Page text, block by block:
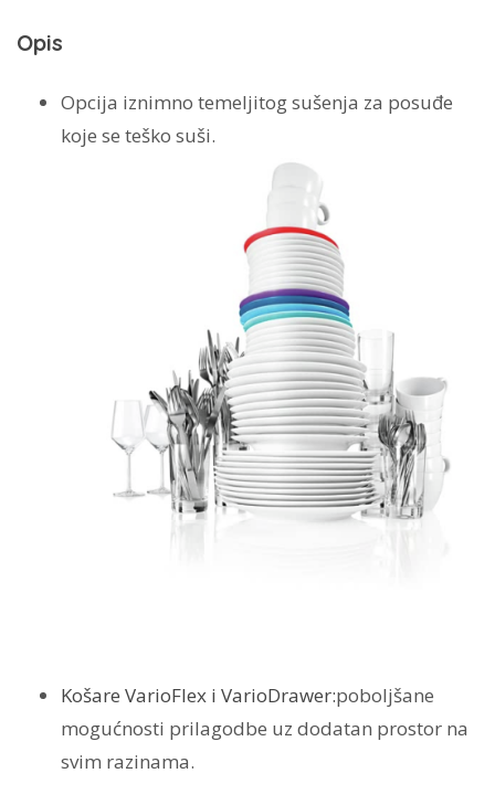
Opis
Opcija iznimno temeljitog sušenja za posuđe
koje se teško suši.
Košare VarioFlex i VarioDrawer:poboljšane
mogućnosti prilagodbe uz dodatan prostor na
svim razinama.